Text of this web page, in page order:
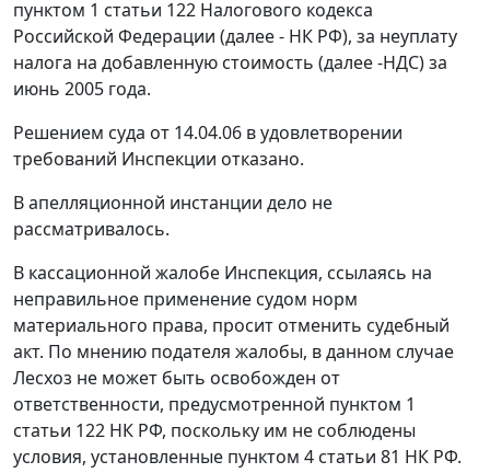
пунктом 1 статьи 122 Налогового кодекса
Российской Федерации (далее - НК РФ), за неуплату
налога на добавленную стоимость (далее -НДС) за
июнь 2005 года.
Решением суда от 14.04.06 в удовлетворении
требований Инспекции отказано.
В апелляционной инстанции дело не
рассматривалось.
В кассационной жалобе Инспекция, ссылаясь на
неправильное применение судом норм
материального права, просит отменить судебный
акт. По мнению подателя жалобы, в данном случае
Лесхоз не может быть освобожден от
ответственности, предусмотренной пунктом 1
статьи 122 НК РФ, поскольку им не соблюдены
условия, установленные пунктом 4 статьи 81 НК РФ.